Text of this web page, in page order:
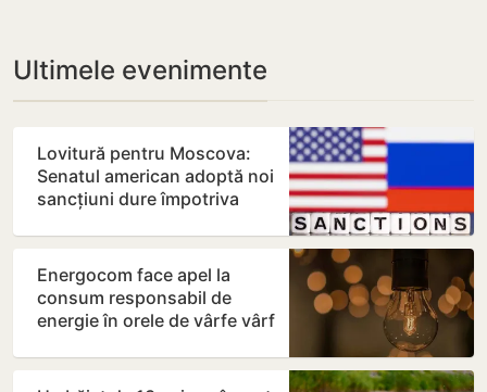
Ultimele evenimente
Lovitură pentru Moscova:
Senatul american adoptă noi
sancțiuni dure împotriva
Energocom face apel la
consum responsabil de
energie în orele de vârfe vârf